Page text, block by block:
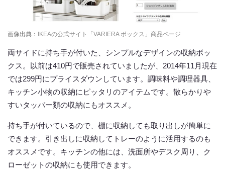
画像出典： IKEAの公式サイト「VARIERA ボックス」商品ページ
両サイドに持ち手が付いた、シンプルなデザインの収納ボッ
クス。以前は410円で販売されていましたが、2014年11月現在
では299円にプライスダウンしています。調味料や調理器具、
キッチン小物の収納にピッタリのアイテムです。散らかりや
すいタッパー類の収納にもオススメ。
持ち手が付いているので、棚に収納しても取り出しが簡単に
できます。引き出しに収納してトレーのように活用するのも
オススメです。キッチンの他には、洗面所やデスク周り、ク
ローゼットの収納にも使用できます。